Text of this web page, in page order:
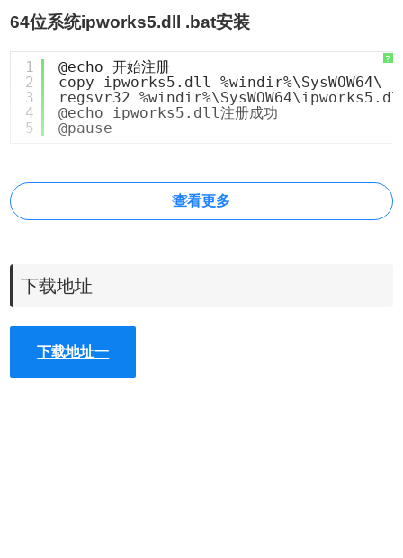
64位系统ipworks5.dll .bat安装
?
1
2
3
4
5
@echo 开始注册
copy ipworks5.dll %windir%\SysWOW64\
regsvr32
@echo ipworks5.dll注册成功
@pause
查看更多
下载地址
下载地址一